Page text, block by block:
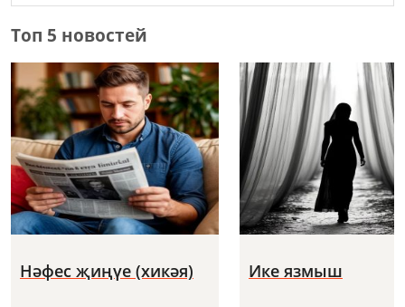
Топ 5 новостей
Нәфес җиңүе (хикәя) Ике язмыш